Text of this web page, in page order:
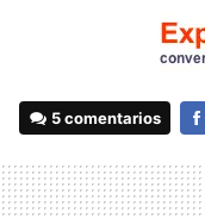
5 comentarios